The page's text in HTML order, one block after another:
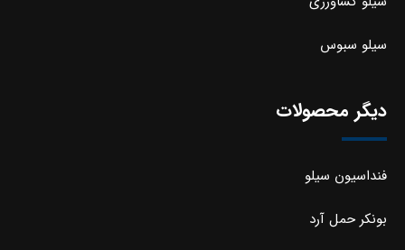
سیلو سبوس
دیگر محصولات
فنداسیون سیلو
بونکر حمل آرد